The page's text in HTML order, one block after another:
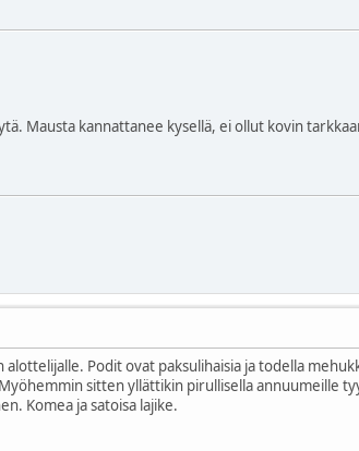
Mausta kannattanee kysellä, ei ollut kovin
Podit ovat paksulihaisia ja todella
sitten yllättikin pirullisella annuumeille
Komea ja satoisa lajike.